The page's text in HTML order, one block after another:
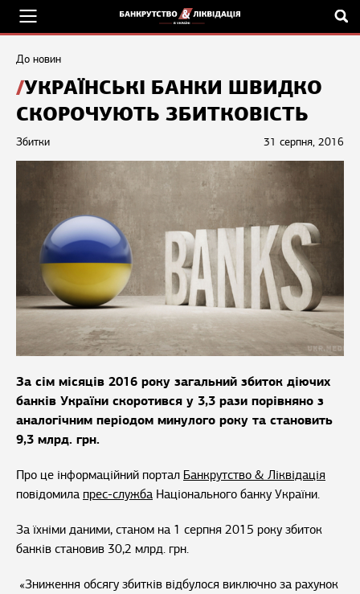
До новин
УКРАЇНСЬКІ БАНКИ ШВИДКО
СКОРОЧУЮТЬ ЗБИТКОВІСТЬ
31 серпня, 2016
Збитки
За сім місяців 2016 року загальний збиток діючих
банків України скоротився у 3,3 рази порівняно з
аналогічним періодом минулого року та становить
9,3 млрд. грн.
Про це інформаційний портал Банкрутство & Ліквідація
повідомила прес-служба Національного банку України.
За їхніми даними, станом на 1 серпня 2015 року збиток
банків становив 30,2 млрд. грн.
«Зниження обсягу збитків відбулося виключно за рахунок